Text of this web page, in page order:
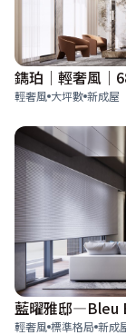
鐫珀│輕奢風
輕奢風 大坪數 新成屋
藍曜雅邸—Bleu
輕奢風 標準格局 新成